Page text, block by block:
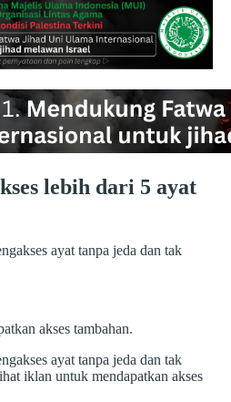
lebih dari 5 ayat
ayat tanpa jeda dan tak
akses tambahan.
ayat tanpa jeda dan tak
iklan untuk mendapatkan akses